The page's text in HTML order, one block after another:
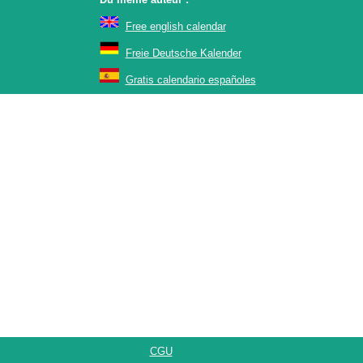
Free english calendar
Freie Deutsche Kalender
Gratis calendario españoles
CGU